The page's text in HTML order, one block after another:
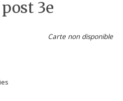
3e
Carte non disponible